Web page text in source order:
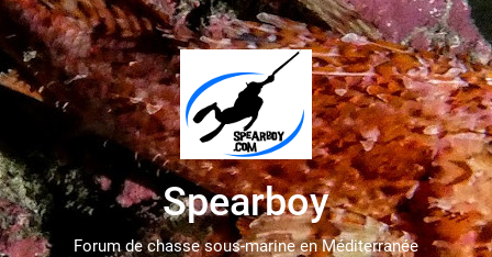
Spearboy
Forum de chasse sous-marine en Méditerranée